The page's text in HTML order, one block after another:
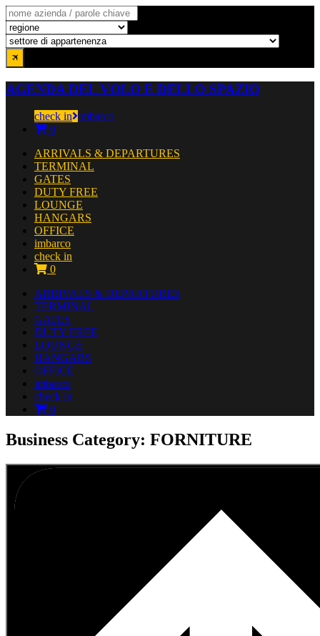
AGENDA DEL VOLO E DELLO SPAZIO
check in imbarco
0
ARRIVALS & DEPARTURES
TERMINAL
GATES
DUTY FREE
LOUNGE
HANGARS
OFFICE
imbarco
check in
0
ARRIVALS & DEPARTURES
TERMINAL
GATES
DUTY FREE
LOUNGE
HANGARS
OFFICE
imbarco
check in
0
Business Category: FORNITURE